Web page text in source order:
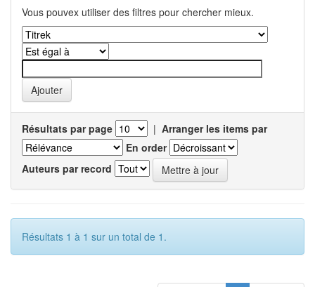
Vous pouvex utiliser des filtres pour chercher mieux.
Résultats par page | Arranger les items par
En order
Auteurs par record
Résultats 1 à 1 sur un total de 1.